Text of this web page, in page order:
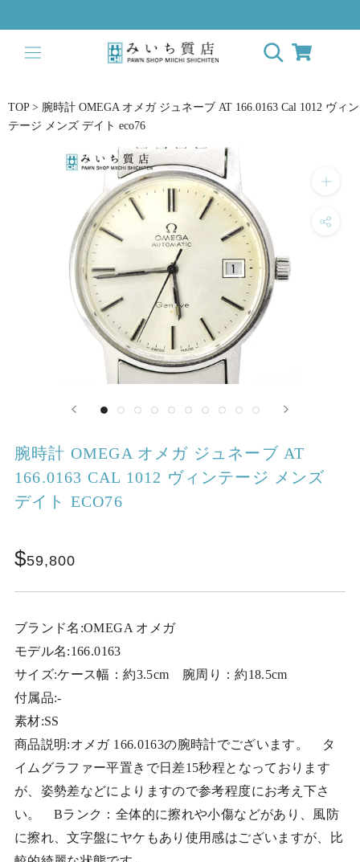
to
content
TOP > 腕時計 OMEGA オメガ ジュネーブ AT 166.0163 Cal 1012 ヴィン
テージ メンズ デイト eco76
腕時計 OMEGA オメガ ジュネーブ AT
166.0163 CAL 1012 ヴィンテージ メンズ
デイト ECO76
59,800
ブランド名:OMEGA オメガ
モデル名:166.0163
サイズ:ケース幅：約3.5cm 腕周り：約18.5cm
付属品:-
素材:SS
商品説明:オメガ 166.0163の腕時計でございます。 タ
イムグラファー平置きで日差15秒程となっております
が、姿勢差などによりますので参考程度にお考え下さ
い。 Bランク：全体的に擦れや小傷などがあり、風防
に擦れ、文字盤にヤケもあり使用感はございますが、比